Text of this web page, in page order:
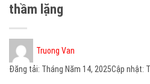
thầm lặng
Truong Van
Đăng tải: Tháng Năm 14, 2025Cập nhật: